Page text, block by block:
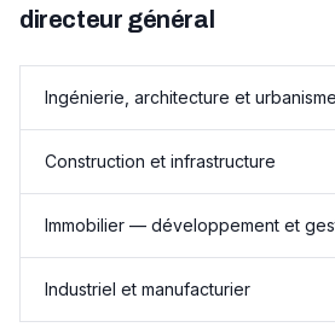
directeur général
Ingénierie, architecture et urbanisme
Construction et infrastructure
Immobilier — développement et
Industriel et manufacturier